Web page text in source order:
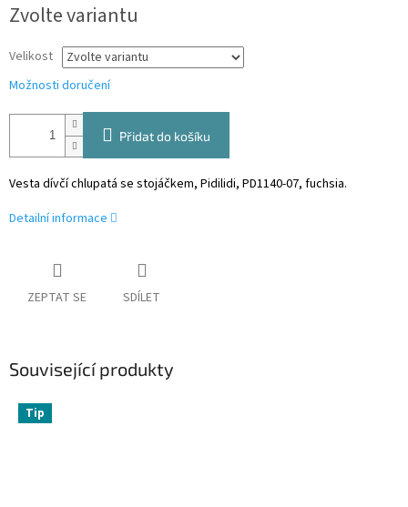
cena:
Zvolte variantu
Velikost
Možnosti doručení
Přidat do košíku
Vesta dívčí chlupatá se stojáčkem, Pidilidi, PD1140-07, fuchsia.
Detailní informace
ZEPTAT SE SDÍLET
Související produkty
Tip